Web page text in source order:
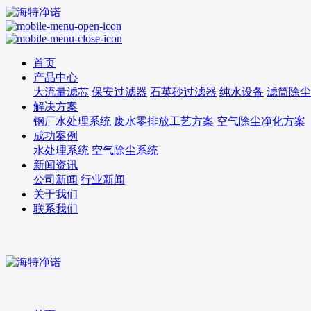
首页
产品中心
大流量滤芯 保安过滤器 石英砂过滤器 纯水设备 滤筒除
解决方案
钢厂水处理系统 废水零排放工艺方案 空气除尘净化方案
成功案例
水处理系统 空气除尘系统
新闻资讯
公司新闻 行业新闻
关于我们
联系我们